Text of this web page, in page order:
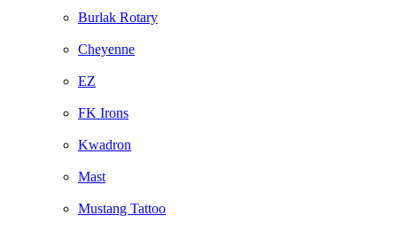
Burlak Rotary
Cheyenne
EZ
FK Irons
Kwadron
Mast
Mustang Tattoo